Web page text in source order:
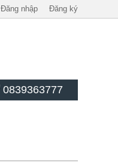
Đăng nhập Đăng ký
0839363777